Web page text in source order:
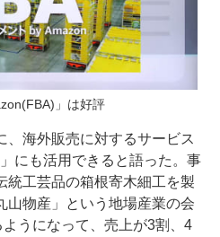
」は好評
、海外販売に対するサービス
にも活用できると語った。事
統工芸品の箱根寄木細工を製
山物産」という地場産業の会
うになって、売上が3割、4